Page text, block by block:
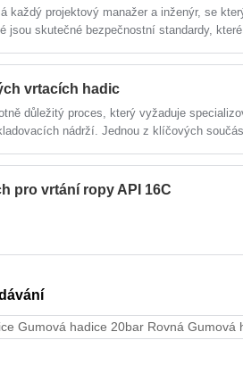
každý projektový manažer a inženýr, se
jsou skutečné bezpečnostní standardy,
že naše produkty nejen splňují
a ověřování.
vrtacích hadic
důležitý proces, který vyžaduje
nádrží. Jednou z klíčových
blíže na výhody hadic pro vrtání oleje.
pro vrtání ropy API 16C
Gumová hadice 20bar Rovná